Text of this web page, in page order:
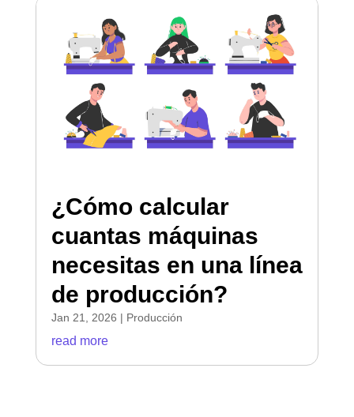
¿Cómo calcular
cuantas máquinas
necesitas en una línea
de producción?
Jan 21, 2026 | Producción
read more